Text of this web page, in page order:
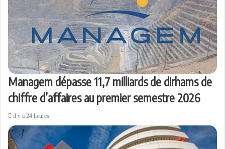
Managem dépasse 11,7 milliards de dirhams de
chiffre d’affaires au premier semestre 2026
il y a 24 heures